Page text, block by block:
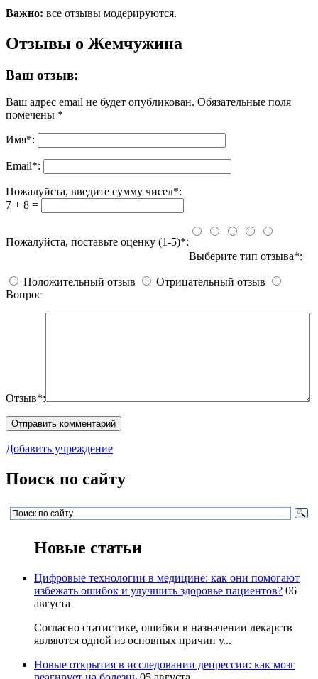
Важно: все отзывы модерируются.
Отзывы о Жемчужина
Ваш отзыв:
Ваш адрес email не будет опубликован. Обязательные поля
помечены *
Имя*:
Email*:
Пожалуйста, введите сумму чисел*:
7 + 8 =
Пожалуйста, поставьте оценку (1-5)*:
Выберите тип отзыва*:
Положительный отзыв
Отрицательный отзыв
Вопрос
Отзыв*:
Добавить учреждение
Поиск по сайту
Новые статьи
Цифровые технологии в медицине: как они помогают
избежать ошибок и улучшить здоровье пациентов? 06
августа
Согласно статистике, ошибки в назначении лекарств
являются одной из основных причин у...
Новые открытия в исследовании депрессии: как мозг